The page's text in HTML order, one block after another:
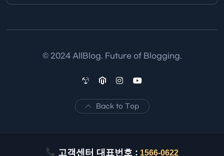
© 2024 AllBlog. Future of Blogging.
Back to Top
고객센터 대표번호 : 1566-0622